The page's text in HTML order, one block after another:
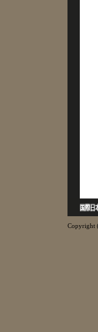
Copyright